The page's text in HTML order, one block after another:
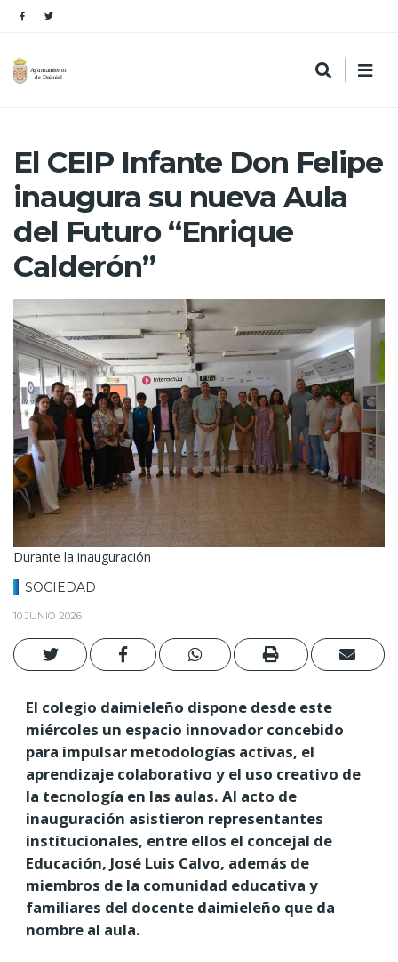
El CEIP Infante Don Felipe
inaugura su nueva Aula
del Futuro “Enrique
Calderón”
Durante la inauguración
SOCIEDAD
10 JUNIO 2026
El colegio daimieleño dispone desde este
miércoles un espacio innovador concebido
para impulsar metodologías activas, el
aprendizaje colaborativo y el uso creativo de
la tecnología en las aulas. Al acto de
inauguración asistieron representantes
institucionales, entre ellos el concejal de
Educación, José Luis Calvo, además de
miembros de la comunidad educativa y
familiares del docente daimieleño que da
nombre al aula.